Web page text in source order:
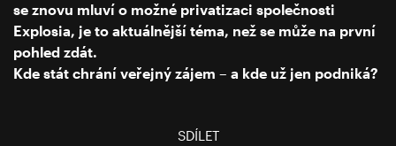
se znovu mluví o možné privatizaci společnosti
Explosia, je to aktuálnější téma, než se může na první
pohled zdát.
Kde stát chrání veřejný zájem – a kde už jen podniká?
SDÍLET